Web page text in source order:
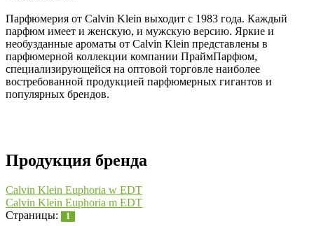
Парфюмерия от Calvin Klein выходит с 1983 года. Каждый
парфюм имеет и женскую, и мужскую версию. Яркие и
необузданные ароматы от Calvin Klein представлены в
парфюмерной коллекции компании ПраймПарфюм,
специализирующейся на оптовой торговле наиболее
востребованной продукцией парфюмерных гигантов и
популярных брендов.
Продукция бренда
Calvin Klein Euphoria w EDT
Calvin Klein Euphoria m EDT
Страницы:
1